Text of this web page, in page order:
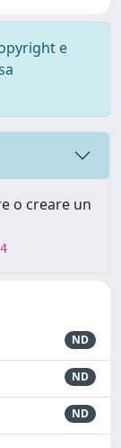
e
o creare un
ND
ND
ND